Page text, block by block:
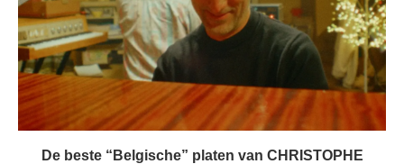
De beste “Belgische” platen van CHRISTOPHE